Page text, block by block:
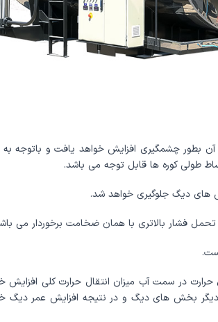
آن بطور چشمگیری افزایش خواهد یافت و باتوجه به
طولی کوره ها قابل توجه می باشد.
حرارت در سمت آب میزان انتقال حرارت کلی افزایش
بخش های دیگ و در نتیجه افزایش عمر دیگ